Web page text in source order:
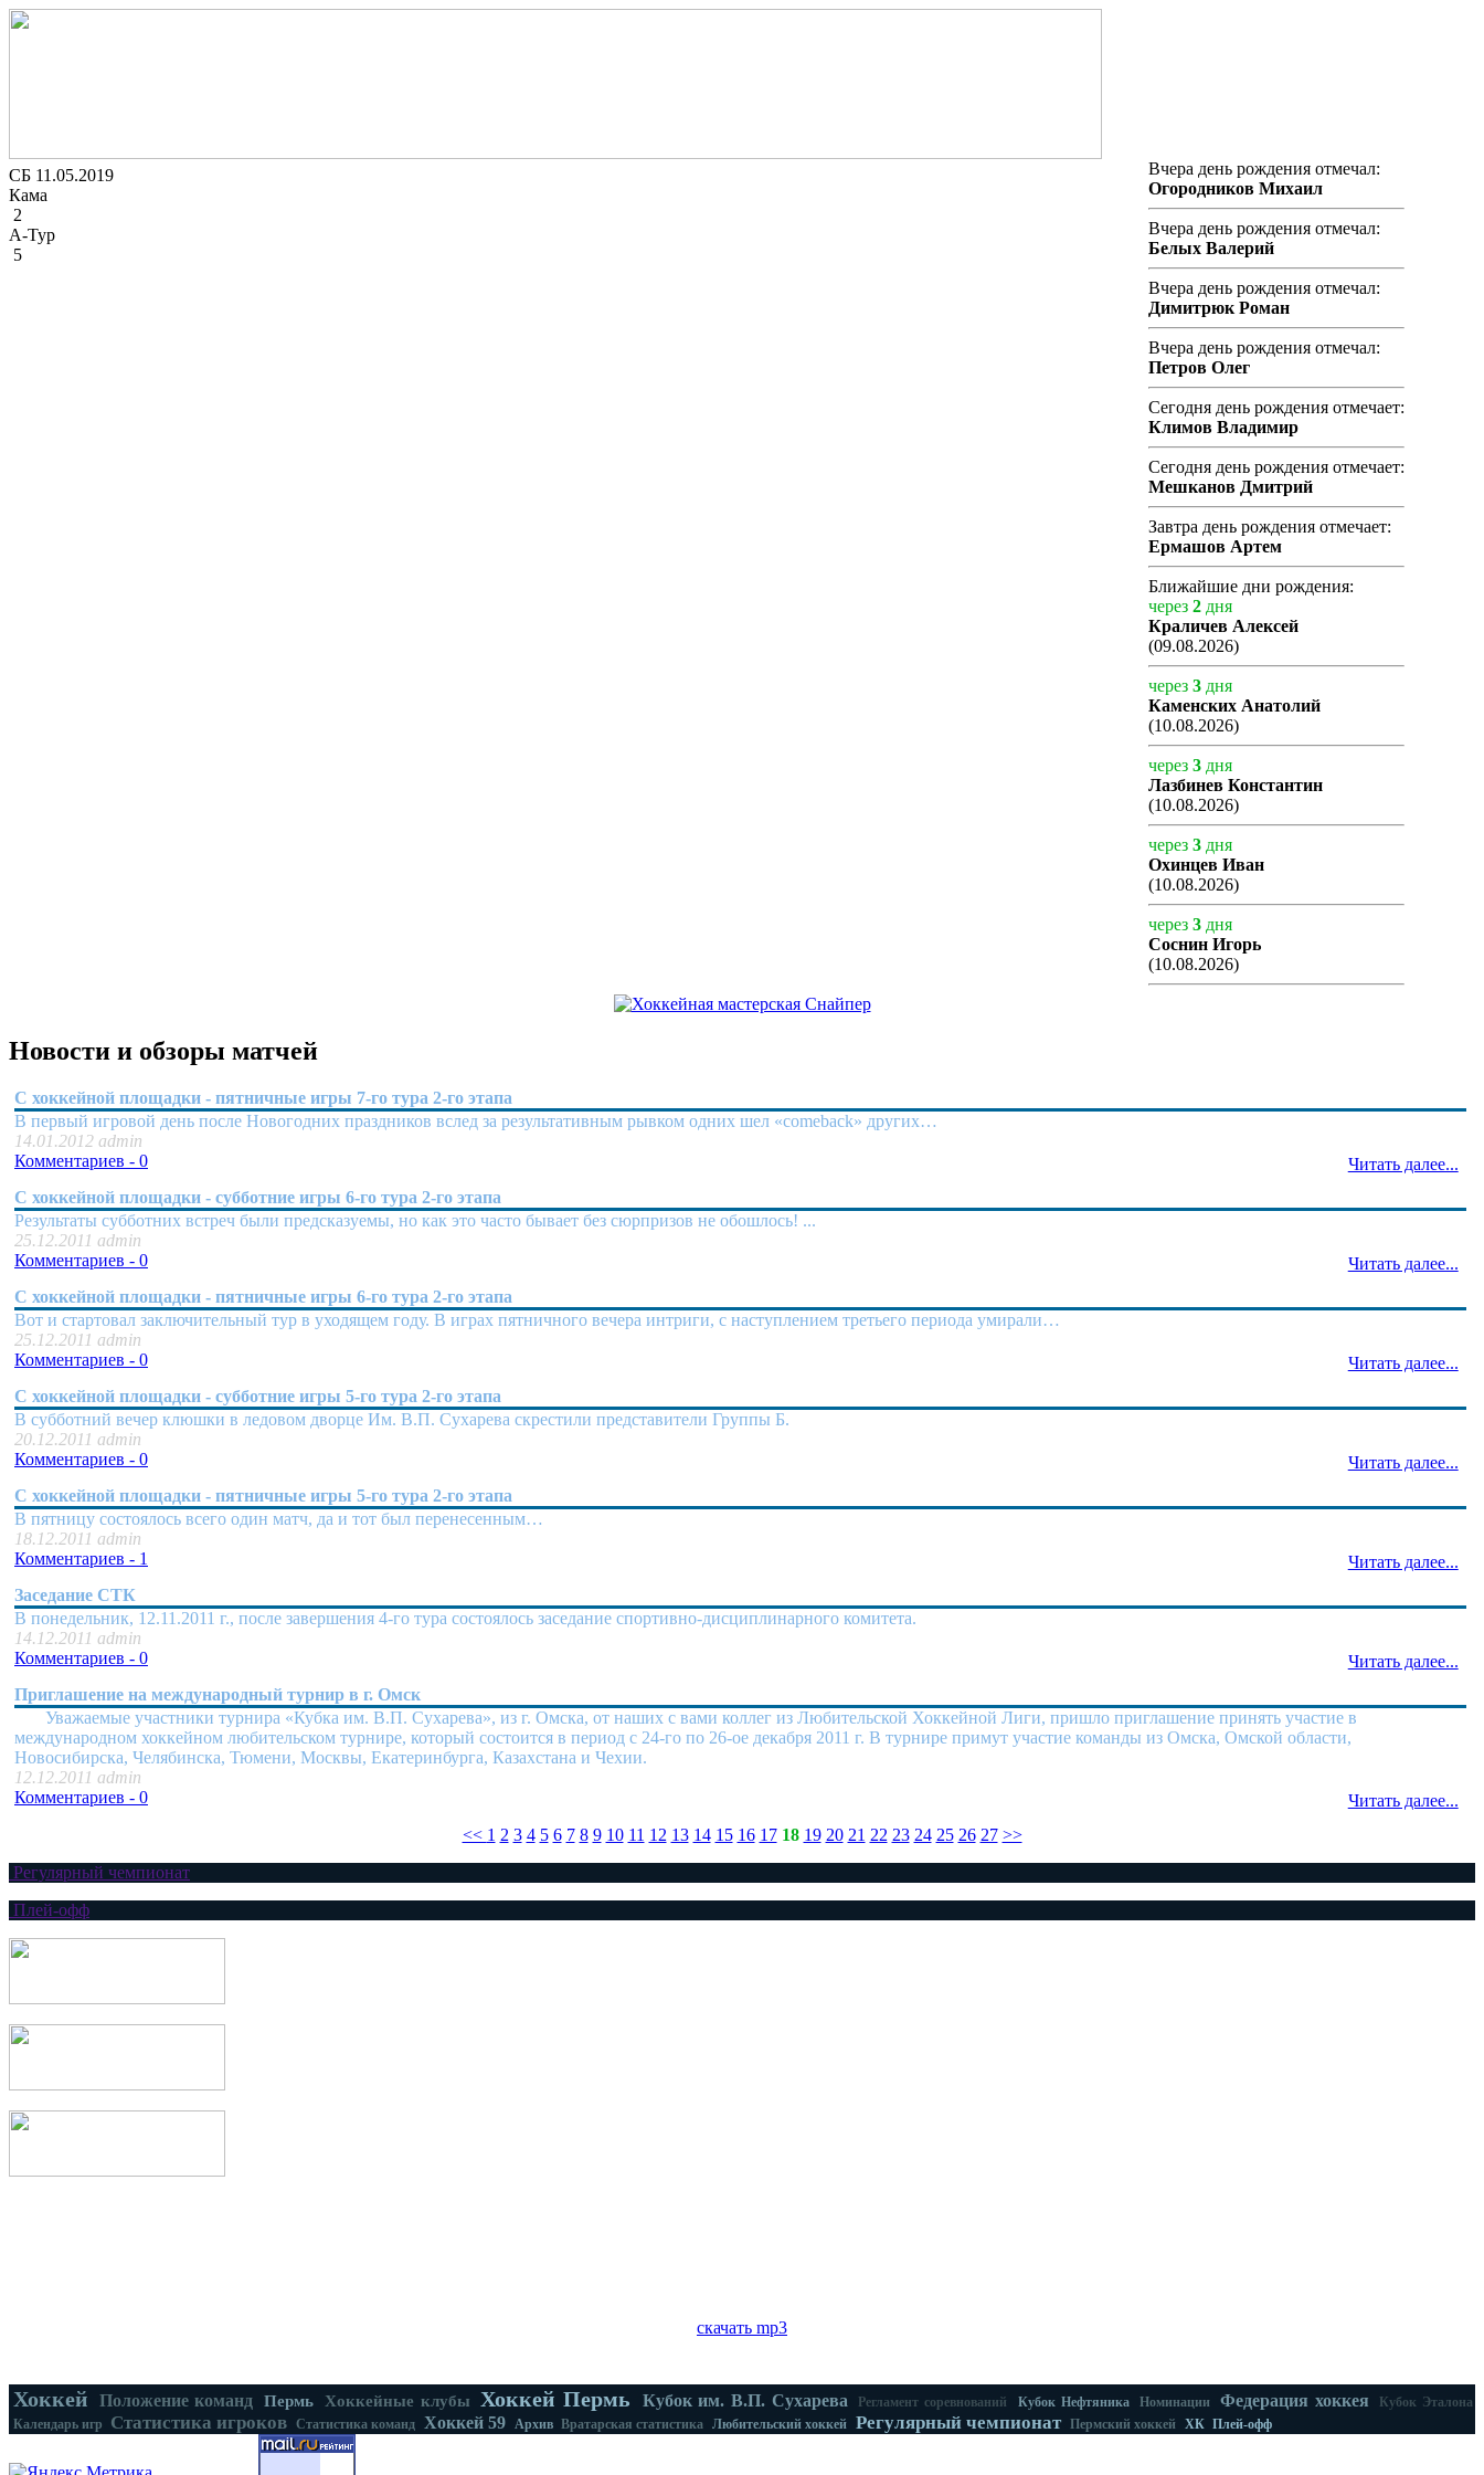
СБ 11.05.2019
Кама
2
А-Тур
5
Вчера день рождения отмечал:
Огородников Михаил
Вчера день рождения отмечал:
Белых Валерий
Вчера день рождения отмечал:
Димитрюк Роман
Вчера день рождения отмечал:
Петров Олег
Сегодня день рождения отмечает:
Климов Владимир
Сегодня день рождения отмечает:
Мешканов Дмитрий
Завтра день рождения отмечает:
Ермашов Артем
Ближайшие дни рождения:
через 2дня
Краличев Алексей
(09.08.2026)
через 3дня
Каменских Анатолий
(10.08.2026)
через 3дня
Лазбинев Константин
(10.08.2026)
через 3дня
Охинцев Иван
(10.08.2026)
через 3дня
Соснин Игорь
(10.08.2026)
Новости и обзоры матчей
C хоккейной площадки - пятничные игры 7-го тура 2-го этапа
В первый игровой день после Новогодних праздников вслед за результативным рывком одних шел «comeback» других…
14.01.2012 admin
Комментариев - 0
Читать далее...
C хоккейной площадки - субботние игры 6-го тура 2-го этапа
Результаты субботних встреч были предсказуемы, но как это часто бывает без сюрпризов не обошлось! ...
25.12.2011 admin
Комментариев - 0
Читать далее...
C хоккейной площадки - пятничные игры 6-го тура 2-го этапа
Вот и стартовал заключительный тур в уходящем году. В играх пятничного вечера интриги, с наступлением третьего периода умирали…
25.12.2011 admin
Комментариев - 0
Читать далее...
C хоккейной площадки - субботние игры 5-го тура 2-го этапа
В субботний вечер клюшки в ледовом дворце Им. В.П. Сухарева скрестили представители Группы Б.
20.12.2011 admin
Комментариев - 0
Читать далее...
C хоккейной площадки - пятничные игры 5-го тура 2-го этапа
В пятницу состоялось всего один матч, да и тот был перенесенным…
18.12.2011 admin
Комментариев - 1
Читать далее...
Заседание СТК
В понедельник, 12.11.2011 г., после завершения 4-го тура состоялось заседание спортивно-дисциплинарного комитета.
14.12.2011 admin
Комментариев - 0
Читать далее...
Приглашение на международный турнир в г. Омск
Уважаемые участники турнира «Кубка им. В.П. Сухарева», из г. Омска, от наших с вами коллег из Любительской Хоккейной Лиги, пришло приглашение принять участие в
международном хоккейном любительском турнире, который состоится в период с 24-го по 26-ое декабря 2011 г. В турнире примут участие команды из Омска, Омской области,
Новосибирска, Челябинска, Тюмени, Москвы, Екатеринбурга, Казахстана и Чехии.
12.12.2011 admin
Комментариев - 0
Читать далее...
<< 1 2 3 4 5 6 7 8 9 10 11 12 13 14 15 16 17 18 19 20 21 22 23 24 25 26 27 >>
Регулярный чемпионат
Плей-офф
скачать mp3
Хоккей Положение команд Пермь Хоккейные клубы Хоккей Пермь Кубок им. В.П. Сухарева Регламент соревнований Кубок Нефтяника Номинации Федерация хоккея
Кубок Эталона
Календарь игр
Статистика игроков Статистика команд Хоккей 59 Архив Вратарская статистика Любительский хоккей Регулярный чемпионат Пермский хоккей ХК Плей-офф